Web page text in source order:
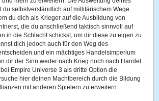
du selbstverständlich auf millitärischem Wege
du dich als Krieger auf die Ausbildung von
die du anschließend taktisch sinnvoll auf
in die Schlacht schickst, um dir diese zu eigen zu
dich jedoch auch für den Weg des
und ein mächtiges Handelsimperium
dir der Sinn weder nach Krieg noch nach Handel
Empire Universe 3 als dritte Option die
hier deinen Machtbereich durch die Bildung
mit anderen Spielern zu erweitern.